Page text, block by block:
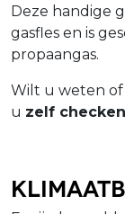
Deze handige
gasfles en is
propaangas.
Wilt u weten
u zelf checken